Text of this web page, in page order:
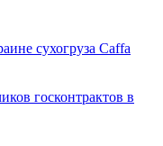
сухогруза Caffa
госконтрактов в